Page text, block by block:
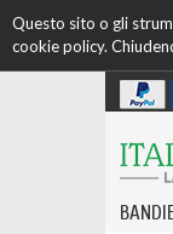
Questo sito o gli
cookie policy.